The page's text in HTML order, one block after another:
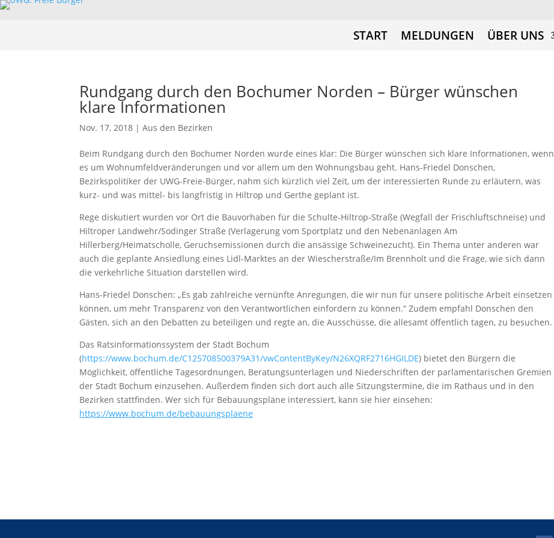
START MELDUNGEN ÜBER UNS
Rundgang durch den Bochumer Norden – Bürger wünschen
klare Informationen
Nov. 17, 2018 | Aus den Bezirken
Beim Rundgang durch den Bochumer Norden wurde eines klar: Die Bürger wünschen sich klare Informationen, wenn
es um Wohnumfeldveränderungen und vor allem um den Wohnungsbau geht. Hans-Friedel Donschen,
Bezirkspolitiker der UWG-Freie-Bürger, nahm sich kürzlich viel Zeit, um der interessierten Runde zu erläutern, was
kurz- und was mittel- bis langfristig in Hiltrop und Gerthe geplant ist.
Rege diskutiert wurden vor Ort die Bauvorhaben für die Schulte-Hiltrop-Straße (Wegfall der Frischluftschneise) und
Hiltroper Landwehr/Sodinger Straße (Verlagerung vom Sportplatz und den Nebenanlagen Am
Hillerberg/Heimatscholle, Geruchsemissionen durch die ansässige Schweinezucht). Ein Thema unter anderen war
auch die geplante Ansiedlung eines Lidl-Marktes an der Wiescherstraße/Im Brennholt und die Frage, wie sich dann
die verkehrliche Situation darstellen wird.
Hans-Friedel Donschen: „Es gab zahlreiche vernünfte Anregungen, die wir nun für unsere politische Arbeit einsetzen
können, um mehr Transparenz von den Verantwortlichen einfordern zu können.“ Zudem empfahl Donschen den
Gästen, sich an den Debatten zu beteiligen und regte an, die Ausschüsse, die allesamt öffentlich tagen, zu besuchen.
Das Ratsinformationssystem der Stadt Bochum
(https://www.bochum.de/C125708500379A31/vwContentByKey/N26XQRF2716HGILDE) bietet den Bürgern die
Möglichkeit, öffentliche Tagesordnungen, Beratungsunterlagen und Niederschriften der parlamentarischen Gremien
der Stadt Bochum einzusehen. Außerdem finden sich dort auch alle Sitzungstermine, die im Rathaus und in den
Bezirken stattfinden. Wer sich für Bebauungspläne interessiert, kann sie hier einsehen:
https://www.bochum.de/bebauungsplaene